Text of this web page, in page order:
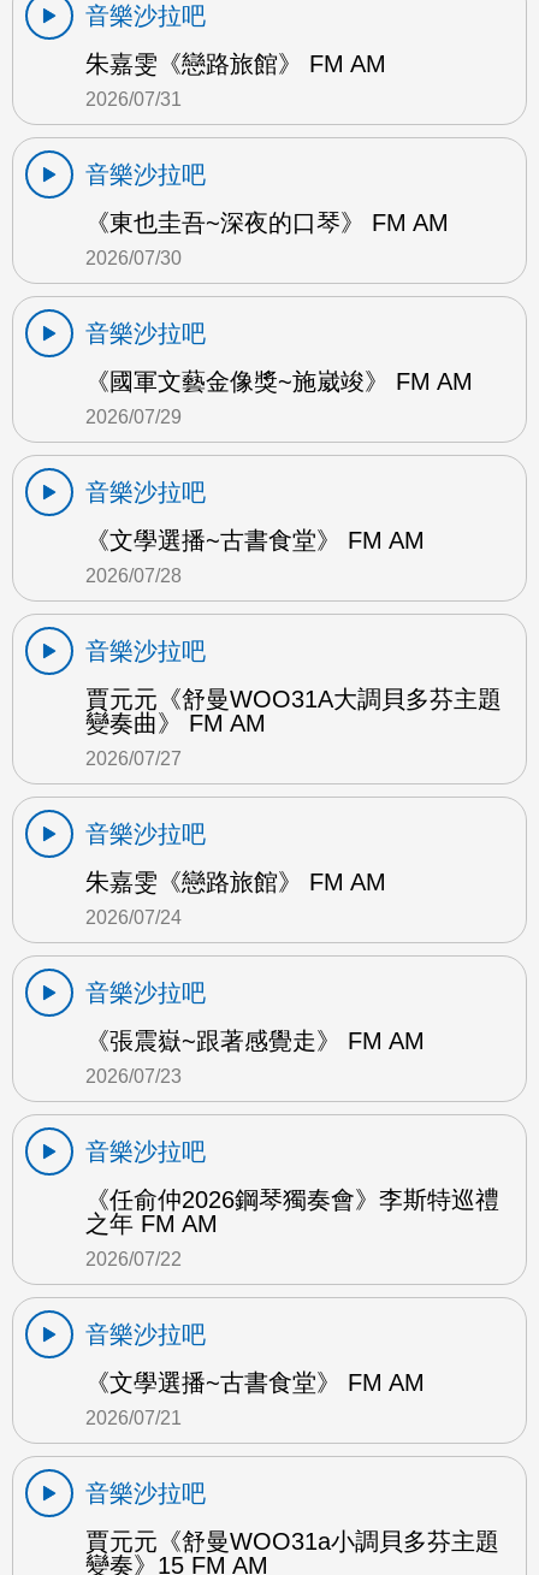
音樂沙拉吧
朱嘉雯《戀路旅館》 FM AM
2026/07/31
音樂沙拉吧
《東也圭吾~深夜的口琴》 FM AM
2026/07/30
音樂沙拉吧
《國軍文藝金像獎~施崴竣》 FM AM
2026/07/29
音樂沙拉吧
《文學選播~古書食堂》 FM AM
2026/07/28
音樂沙拉吧
賈元元《舒曼WOO31A大調貝多芬主題
變奏曲》 FM AM
2026/07/27
音樂沙拉吧
朱嘉雯《戀路旅館》 FM AM
2026/07/24
音樂沙拉吧
《張震嶽~跟著感覺走》 FM AM
2026/07/23
音樂沙拉吧
《任俞仲2026鋼琴獨奏會》李斯特巡禮
之年 FM AM
2026/07/22
音樂沙拉吧
《文學選播~古書食堂》 FM AM
2026/07/21
音樂沙拉吧
賈元元《舒曼WOO31a小調貝多芬主題
變奏》15 FM AM